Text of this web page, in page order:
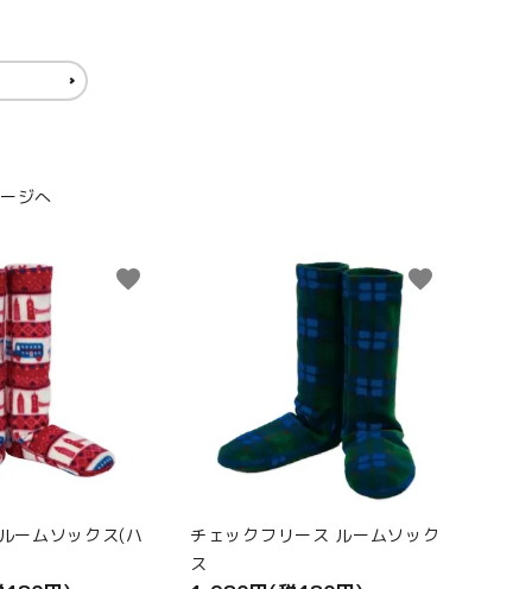
ジへ
ームソックス(ハ
favorite
チェックフリース ルームソック
ス
favorite